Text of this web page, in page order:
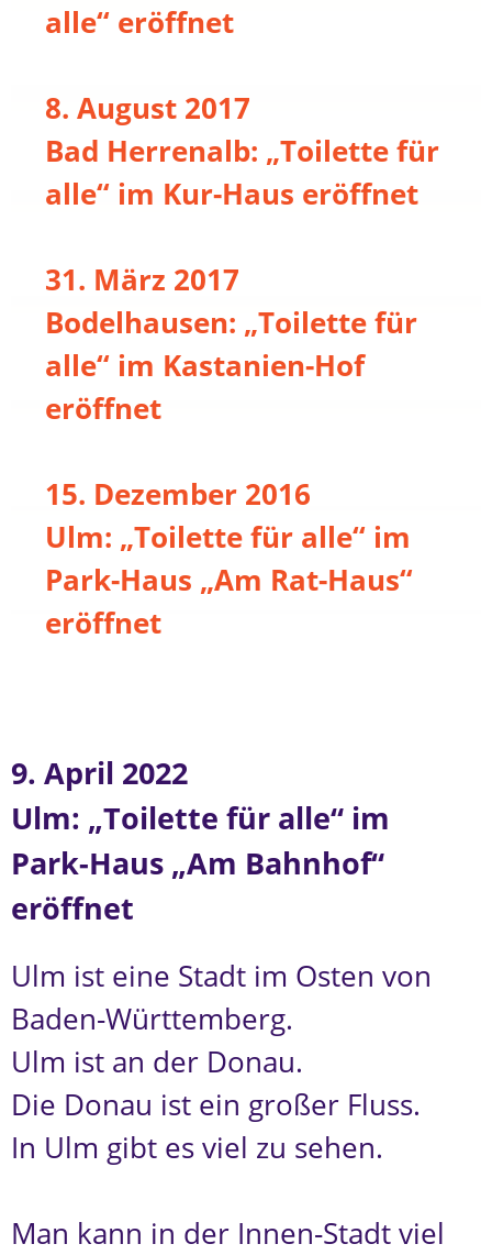
alle“ eröffnet
8. August 2017
Bad Herrenalb: „Toilette für
alle“ im Kur-Haus eröffnet
31. März 2017
Bodelhausen: „Toilette für
alle“ im Kastanien-Hof
eröffnet
15. Dezember 2016
Ulm: „Toilette für alle“ im
Park-Haus „Am Rat-Haus“
eröffnet
9. April 2022
Ulm: „Toilette für alle“ im
Park-Haus „Am Bahnhof“
eröffnet
Ulm ist eine Stadt im Osten von
Baden-Württemberg.
Ulm ist an der Donau.
Die Donau ist ein großer Fluss.
In Ulm gibt es viel zu sehen.
Man kann in der Innen-Stadt viel